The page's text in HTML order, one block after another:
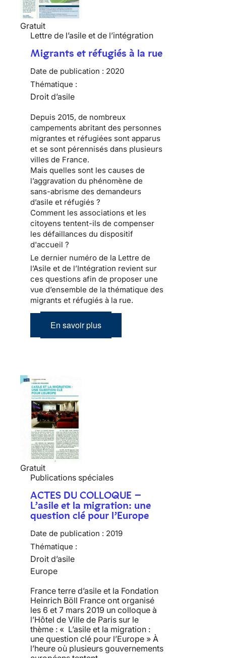
Gratuit
Lettre de l’asile et de l’intégration
Migrants et réfugiés à la rue
Date de publication : 2020
Thématique :
Droit d’asile
Depuis 2015, de nombreux
campements abritant des personnes
migrantes et réfugiées sont apparus
et se sont pérennisés dans plusieurs
villes de France.
Mais quelles sont les causes de
l’aggravation du phénomène de
sans-abrisme des demandeurs
d’asile et réfugiés ?
Comment les associations et les
citoyens tentent-ils de compenser
les défaillances du dispositif
d'accueil ?
Le dernier numéro de la Lettre de
l’Asile et de l’Intégration revient sur
ces questions afin de proposer une
vue d’ensemble de la thématique des
migrants et réfugiés à la rue.
En savoir plus
Gratuit
Publications spéciales
ACTES DU COLLOQUE –
L’asile et la migration: une
question clé pour l’Europe
Date de publication : 2019
Thématique :
Droit d’asile
Europe
France terre d’asile et la Fondation
Heinrich Böll France ont organisé
les 6 et 7 mars 2019 un colloque à
l’Hôtel de Ville de Paris sur le
thème : « L’asile et la migration :
une question clé pour l’Europe » À
l’heure où plusieurs gouvernements